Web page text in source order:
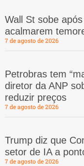
Wall St sobe
acalmarem
7 de agosto de 2026
Petrobras tem
diretor da ANP
reduzir preços
7 de agosto de 2026
Trump diz que
setor de IA a
7 de agosto de 2026